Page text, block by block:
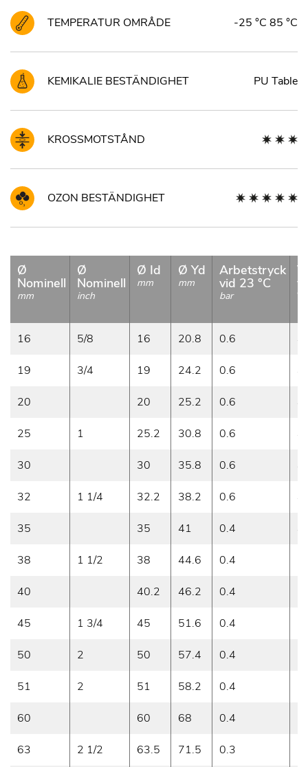
TEMPERATUR OMRÅDE -25 °C 85 °C
KEMIKALIE BESTÄNDIGHET PU Table
KROSSMOTSTÅND
OZON BESTÄNDIGHET
Ø
Nominell
mm
Ø
Nominell
inch
Ø Id
mm
Ø Yd
mm
Arbetstryck
vid 23 °C
bar
16 5/8 16 20.8 0.6 4
19 3/4 19 24.2 0.6 4
20 20 25.2 0.6 4
25 1 25.2 30.8 0.6 4
30 30 35.8 0.6 4
32 1 1/4 32.2 38.2 0.6 4
35 35 41 0.4 4
38 1 1/2 38 44.6 0.4
40 40.2 46.2 0.4
45 1 3/4 45 51.6 0.4
50 2 50 57.4 0.4
51 2 51 58.2 0.4
60 60 68 0.4
63 2 1/2 63.5 71.5 0.3